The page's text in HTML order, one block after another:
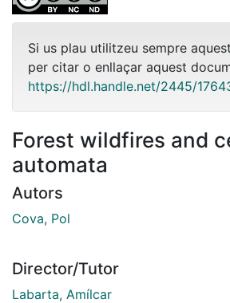
Si us plau utilitzeu sempre
per citar o enllaçar aquest
https://hdl.handle.net/2445/
Forest wildfires and
automata
Autors
Cova, Pol
Director/Tutor
Labarta, Amílcar